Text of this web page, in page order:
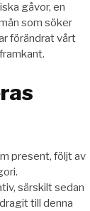
gåvor, en
som söker
förändrat vårt
present, följt av
särskilt sedan
till denna